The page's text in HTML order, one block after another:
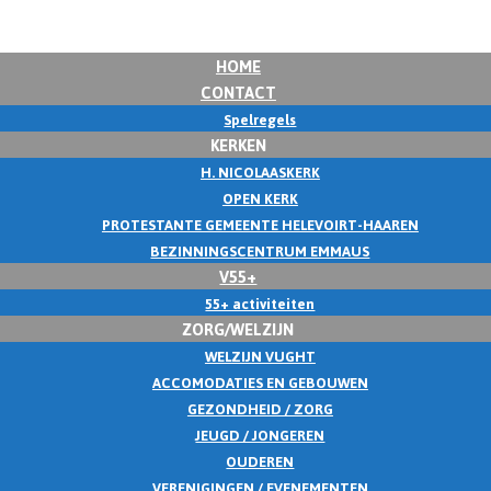
HOME
CONTACT
Spelregels
KERKEN
H. NICOLAASKERK
OPEN KERK
PROTESTANTE GEMEENTE HELEVOIRT-HAAREN
BEZINNINGSCENTRUM EMMAUS
V55+
55+ activiteiten
ZORG/WELZIJN
WELZIJN VUGHT
ACCOMODATIES EN GEBOUWEN
GEZONDHEID / ZORG
JEUGD / JONGEREN
OUDEREN